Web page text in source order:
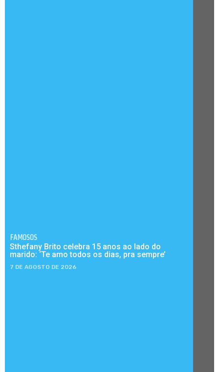
FAMOSOS
Sthefany Brito celebra 15 anos ao lado do
marido: ‘Te amo todos os dias, pra sempre’
7 DE AGOSTO DE 2026